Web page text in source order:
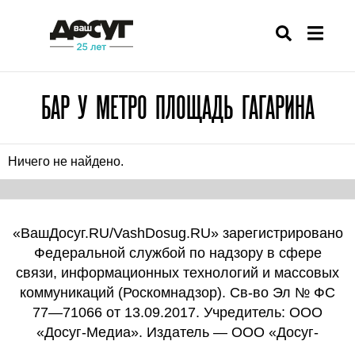
БАР У МЕТРО ПЛОЩАДЬ ГАГАРИНА
Ничего не найдено.
«ВашДосуг.RU/VashDosug.RU» зарегистрировано
Федеральной службой по надзору в сфере
связи, информационных технологий и массовых
коммуникаций (Роскомнадзор). Св-во Эл № ФС
77—71066 от 13.09.2017. Учредитель: ООО
«Досуг-Медиа». Издатель — ООО «Досуг-